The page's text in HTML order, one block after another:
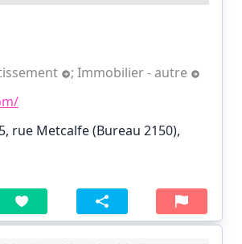
; Immobilier - autre
rue Metcalfe (Bureau 2150),